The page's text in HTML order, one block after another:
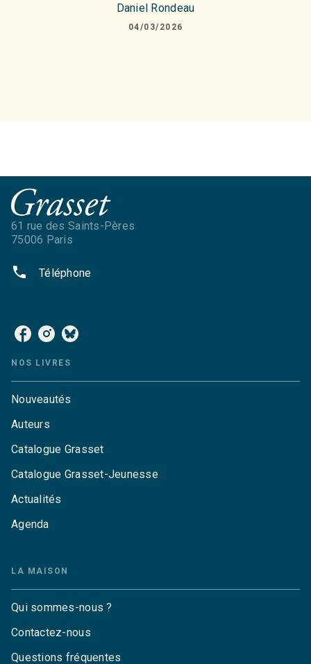
Daniel Rondeau
04/03/2026
61 rue des Saints-Pères
75006 Paris
phone Téléphone
NOS LIVRES
Nouveautés
Auteurs
Catalogue Grasset
Catalogue Grasset-Jeunesse
Actualités
Agenda
LA MAISON
Qui sommes-nous ?
Contactez-nous
Questions fréquentes